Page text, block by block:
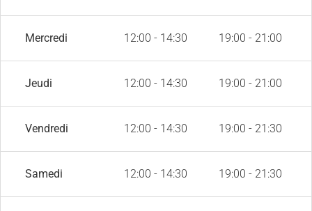
Mercredi 12:00 - 14:30 19:00 - 21:00
Jeudi 12:00 - 14:30 19:00 - 21:00
Vendredi 12:00 - 14:30 19:00 - 21:30
Samedi 12:00 - 14:30 19:00 - 21:30